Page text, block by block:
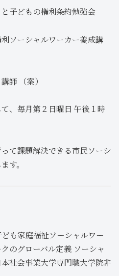
子どもの権利条約勉強会
ソーシャルワーカー養成講
師 （案）
、毎月第２日曜日 午後１時
て課題解決できる市民ソーシ
す。
も家庭福祉ソーシャルワー
のグローバル定義 ソーシャ
社会事業大学専門職大学院非